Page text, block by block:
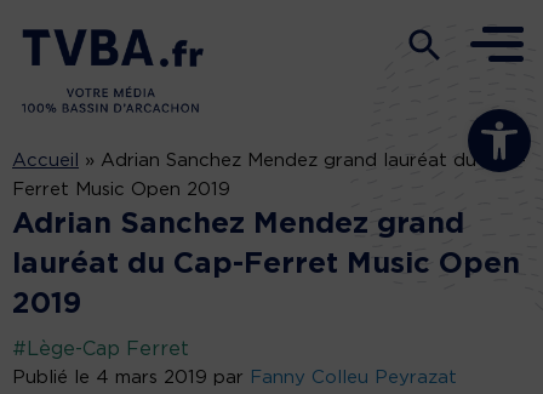
Ouvrir la
Accueil » Adrian Sanchez Mendez grand lauréat du Cap-
Ferret Music Open 2019
Adrian Sanchez Mendez grand
lauréat du Cap-Ferret Music Open
2019
#Lège-Cap Ferret
Publié le 4 mars 2019 par Fanny Colleu Peyrazat